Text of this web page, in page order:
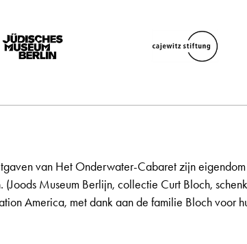
van Het Onderwater-Cabaret zijn
(Joods Museum Berlijn, collectie Curt Bloch,
America, met dank aan de familie Bloch voor